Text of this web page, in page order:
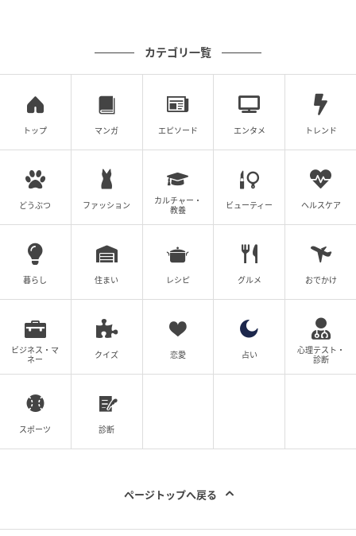
ステッカーはフィルムような質感で、表面がつるつる
しています。まるでパソコンに最初から貼られている
ステッカーのようで、ある程度の耐久性もありそうで
す。
カテゴリ一覧
トップ マンガ エピソード エンタメ トレンド
どうぶつ ファッション
カルチャー・
教養
ビューティー ヘルスケア
暮らし 住まい レシピ グルメ おでかけ
ビジネス・マ
ネー
クイズ 恋愛 占い
心理テスト・
診断
スポーツ 診断
ページトップへ戻る